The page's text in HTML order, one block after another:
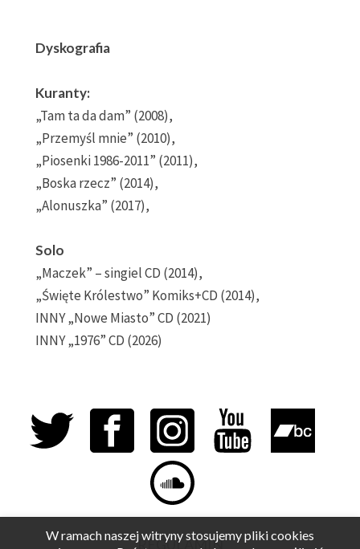
Dyskografia
Kuranty:
„Tam ta da dam” (2008),
„Przemyśl mnie” (2010),
„Piosenki 1986-2011” (2011),
„Boska rzecz” (2014),
„Alonuszka” (2017),
Solo
„Maczek” – singiel CD (2014),
„Święte Królestwo” Komiks+CD (2014),
INNY „Nowe Miasto” CD (2021)
INNY „1976” CD (2026)
REGULAMIN
W ramach naszej witryny stosujemy pliki cookies